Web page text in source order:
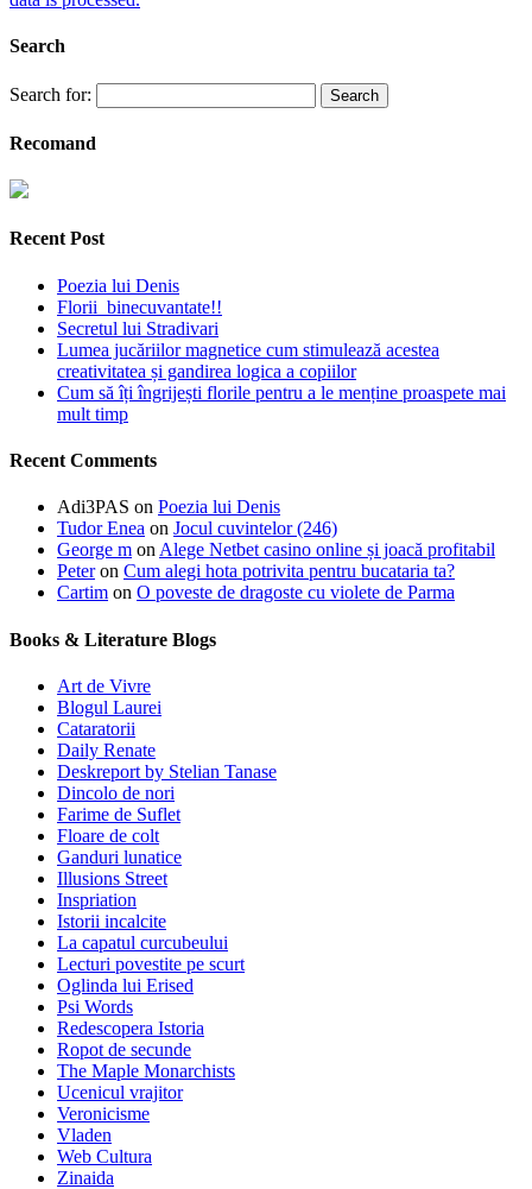
Search
Search for:
Recomand
Recent Post
Poezia lui Denis
Florii binecuvantate!!
Secretul lui Stradivari
Lumea jucăriilor magnetice cum stimulează acestea
creativitatea și gandirea logica a copiilor
Cum să îți îngrijești florile pentru a le menține proaspete mai
mult timp
Recent Comments
Adi3PAS on Poezia lui Denis
Tudor Enea on Jocul cuvintelor (246)
George m on Alege Netbet casino online și joacă profitabil
Peteron Cum alegi hota potrivita pentru bucataria ta?
Cartim on O poveste de dragoste cu violete de Parma
Books & Literature Blogs
Art de Vivre
Blogul Laurei
Cataratorii
Daily Renate
Deskreport by Stelian Tanase
Dincolo de nori
Farime de Suflet
Floare de colt
Ganduri lunatice
Illusions Street
Inspriation
Istorii incalcite
La capatul curcubeului
Lecturi povestite pe scurt
Oglinda lui Erised
Psi Words
Redescopera Istoria
Ropot de secunde
The Maple Monarchists
Ucenicul vrajitor
Veronicisme
Vladen
Web Cultura
Zinaida